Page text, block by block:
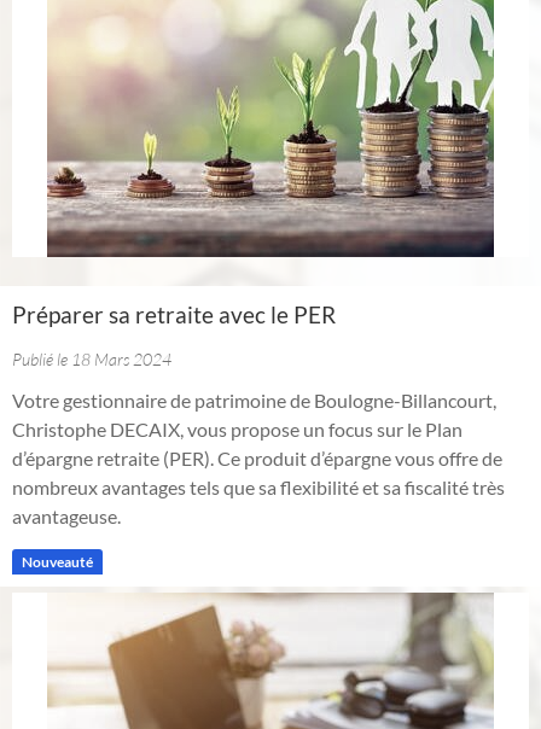
Préparer sa retraite avec le PER
Publié le 18 Mars 2024
Votre gestionnaire de patrimoine de Boulogne-Billancourt,
Christophe DECAIX, vous propose un focus sur le Plan
d’épargne retraite (PER). Ce produit d’épargne vous offre de
nombreux avantages tels que sa flexibilité et sa fiscalité très
avantageuse.
Nouveauté